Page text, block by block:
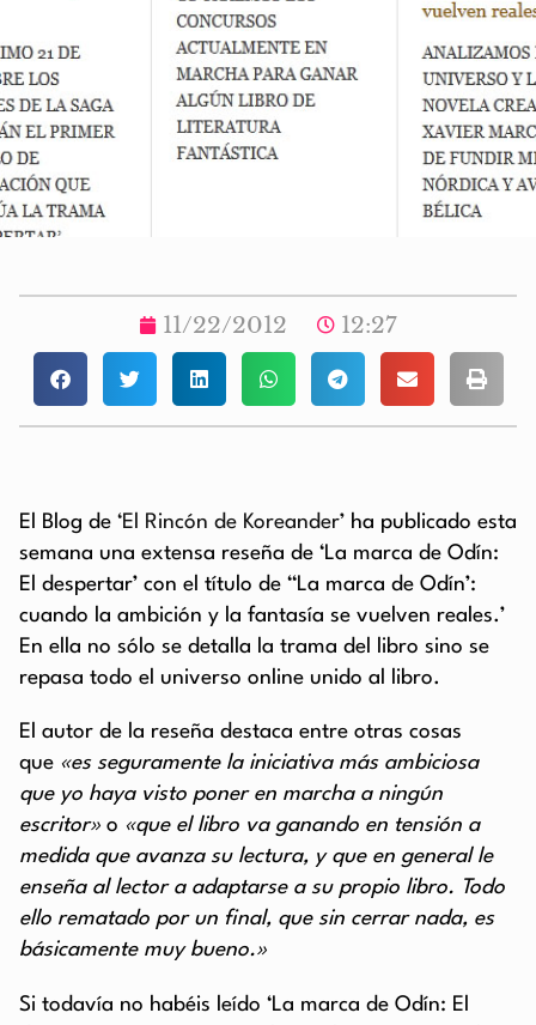
11/22/2012 12:27
El Blog de ‘El Rincón de Koreander’ ha publicado esta
semana una extensa reseña de ‘La marca de Odín:
El despertar’ con el título de ‘‘La marca de Odín’:
cuando la ambición y la fantasía se vuelven reales.’
En ella no sólo se detalla la trama del libro sino se
repasa todo el universo online unido al libro.
El autor de la reseña destaca entre otras cosas
que «es seguramente la iniciativa más ambiciosa
que yo haya visto poner en marcha a ningún
escritor» o «que el libro va ganando en tensión a
medida que avanza su lectura, y que en general le
enseña al lector a adaptarse a su propio libro. Todo
ello rematado por un final, que sin cerrar nada, es
básicamente muy bueno.»
Si todavía no habéis leído ‘La marca de Odín: El